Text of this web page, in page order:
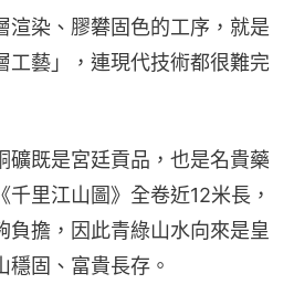
渲染、膠礬固色的工序，就是
工藝」，連現代技術都很難完
礦既是宮廷貢品，也是名貴藥
里江山圖》全卷近12米長，
負擔，因此青綠山水向來是皇
穩固、富貴長存。